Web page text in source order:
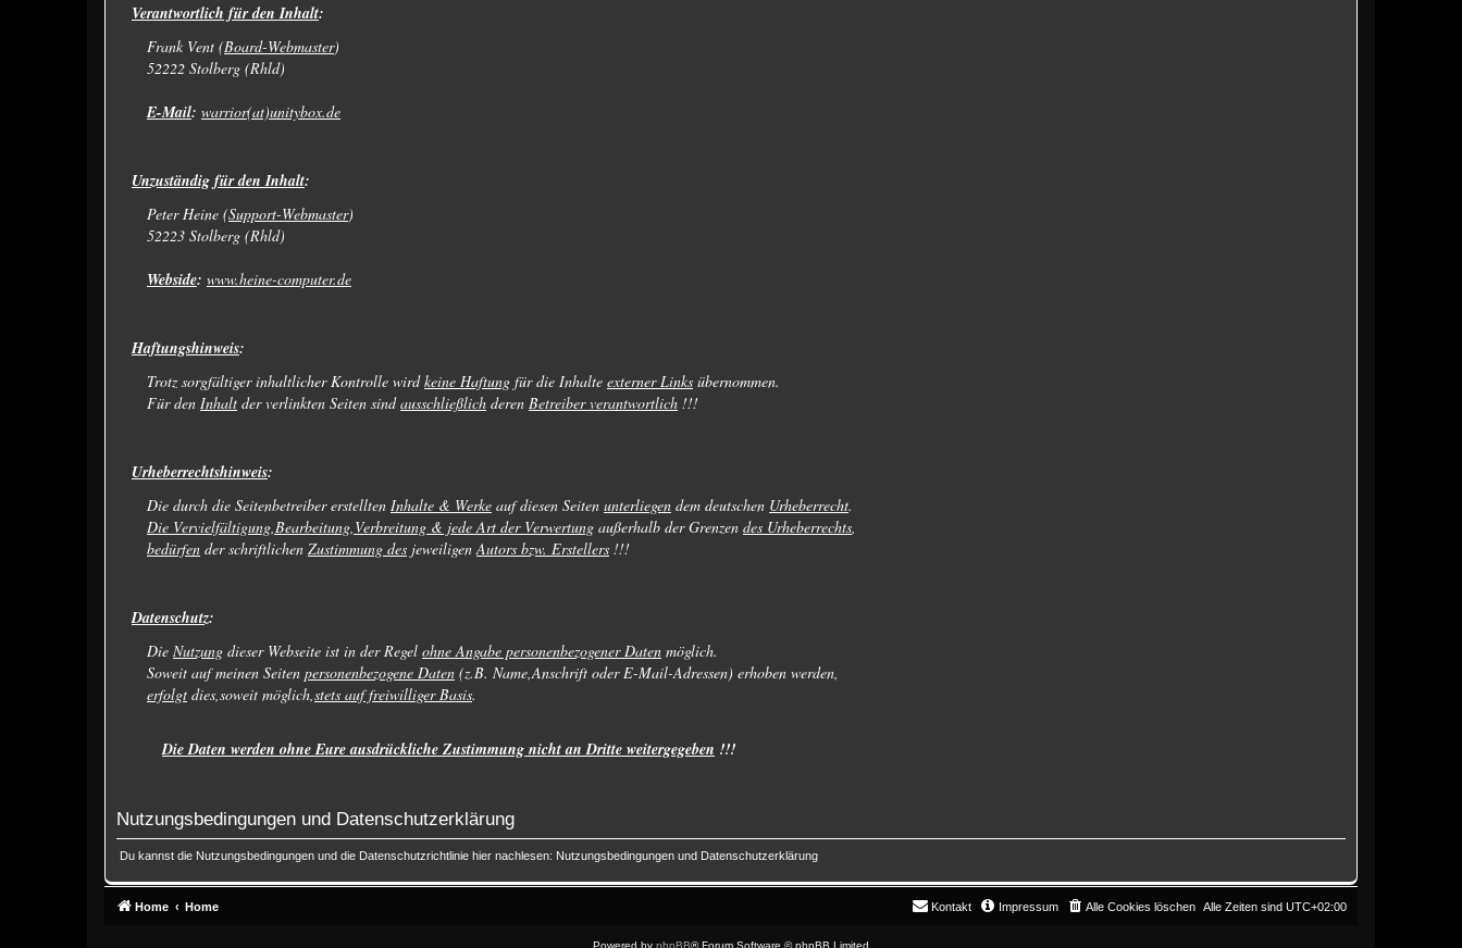
Verantwortlich für den Inhalt:
Frank Vent (Board-Webmaster)
52222 Stolberg (Rhld)
E-Mail: warrior(at)unitybox.de
Unzuständig für den Inhalt:
Peter Heine (Support-Webmaster)
52223 Stolberg (Rhld)
Webside: www.heine-computer.de
Haftungshinweis:
Trotz sorgfältiger inhaltlicher Kontrolle wirdkeine Haftung für die Inhalte externer Links übernommen.
Für den Inhalt der verlinkten Seiten sindausschließlich deren Betreiber verantwortlich !!!
Urheberrechtshinweis:
Die durch die Seitenbetreiber erstellten Inhalte & Werke auf diesen Seiten unterliegen dem deutschen Urheberrecht.
Die Vervielfältigung,Bearbeitung,Verbreitung & jede Art der Verwertung außerhalb der Grenzen des Urheberrechts,
bedürfen der schriftlichen Zustimmung des jeweiligenAutors bzw. Erstellers !!!
Datenschutz:
Die Nutzung dieser Webseite ist in der Regel ohne Angabe personenbezogener Daten möglich.
Soweit auf meinen Seiten personenbezogene Daten (z.B. Name,Anschrift oder E-Mail-Adressen) erhoben werden,
erfolgt dies,soweit möglich,stets auf freiwilliger Basis.
Die Daten werden ohne Eure ausdrückliche Zustimmung nicht an Dritte weitergegeben !!!
Nutzungsbedingungen und Datenschutzerklärung
Du kannst die Nutzungsbedingungen und die Datenschutzrichtlinie hier nachlesen: Nutzungsbedingungen und Datenschutzerklärung
Home Home Alle Zeiten sind UTC+02:00
Alle Cookies löschen
Impressum
Kontakt